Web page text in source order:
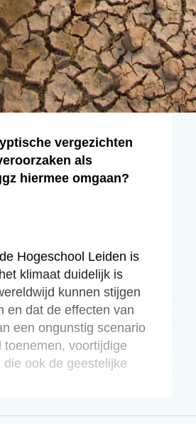
vergezichten
als
hiermee omgaan?
Hogeschool Leiden is
klimaat duidelijk is
kunnen stijgen
en dat de effecten van
een ongunstig scenario
voortijdige
ook de geestelijke